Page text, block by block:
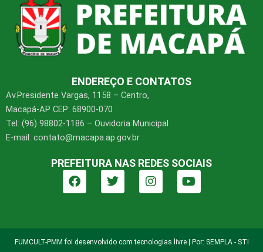
ENDEREÇO E CONTATOS
Av.Presidente Vargas, 1158 – Centro,
Macapá-AP CEP: 68900-070
Tel: (96) 98802-1186 – Ouvidoria Municipal
E-mail: contato@macapa.ap.gov.br
PREFEITURA NAS REDES SOCIAIS
F
a
o
T
w
r
I
n
r
Y
o
e
FUMCULT-PMM foi desenvolvido com tecnologias livre | Por: SEMPLA - STI